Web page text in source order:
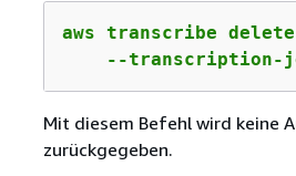
aws transcribe
--transcription-
Mit diesem Befehl wird keine
zurückgegeben.